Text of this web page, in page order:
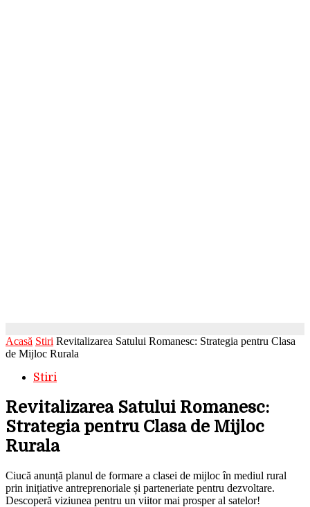
Acasă Stiri Revitalizarea Satului Romanesc: Strategia pentru Clasa
de Mijloc Rurala
Stiri
Revitalizarea Satului Romanesc:
Strategia pentru Clasa de Mijloc
Rurala
Ciucă anunță planul de formare a clasei de mijloc în mediul rural
prin inițiative antreprenoriale și parteneriate pentru dezvoltare.
Descoperă viziunea pentru un viitor mai prosper al satelor!